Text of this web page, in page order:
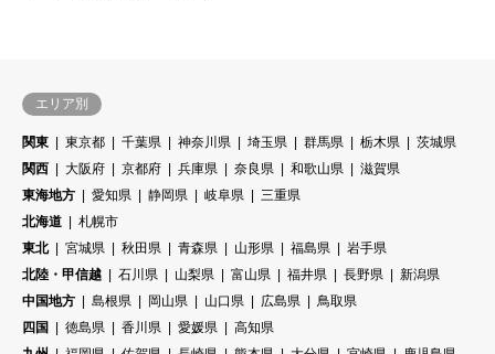
エリア別
関東 東京都 千葉県 神奈川県 埼玉県 群馬県 栃木県
茨城県
関西
大阪府 京都府 兵庫県 奈良県 和歌山県
滋賀県
東海地方
愛知県 静岡県 岐阜県
三重県
北海道
札幌市
東北
宮城県 秋田県 青森県 山形県 福島県
岩手県
北陸・甲信越
石川県 山梨県 富山県 福井県 長野県
新潟県
中国地方
島根県 岡山県 山口県 広島県
鳥取県
四国
徳島県 香川県 愛媛県
高知県